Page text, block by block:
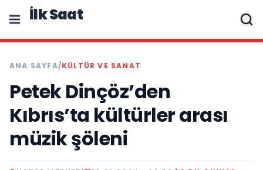
İlk Saat
ANA SAYFA/KÜLTÜR VE SANAT
Petek Dinçöz’den
Kıbrıs’ta kültürler arası
müzik şöleni